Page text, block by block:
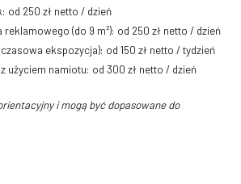
od 250 zł netto / dzień
(do 9 m²): od 250 zł netto / dzień
ekspozycja): od 150 zł netto / tydzień
użyciem namiotu: od 300 zł netto / dzień
i mogą być dopasowane do